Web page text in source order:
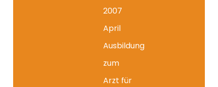
2007
April
Ausbildung
zum
Arzt für